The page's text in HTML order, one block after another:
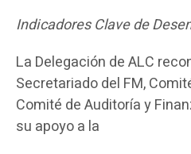
Indicadores Clave de
La Delegación de ALC
Secretariado del FM,
Comité de Auditoría y
su apoyo a la